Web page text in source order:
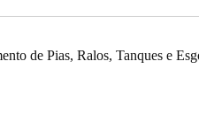
de Pias, Ralos, Tanques e